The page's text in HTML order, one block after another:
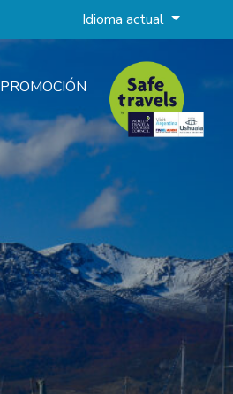
Idioma actual
PROMOCIÓN